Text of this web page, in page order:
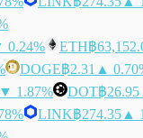
0.24% ETH฿
DOGE฿2.31 ▲
▼ 1.87% DOT฿26.95
LINK฿274.35 ▲